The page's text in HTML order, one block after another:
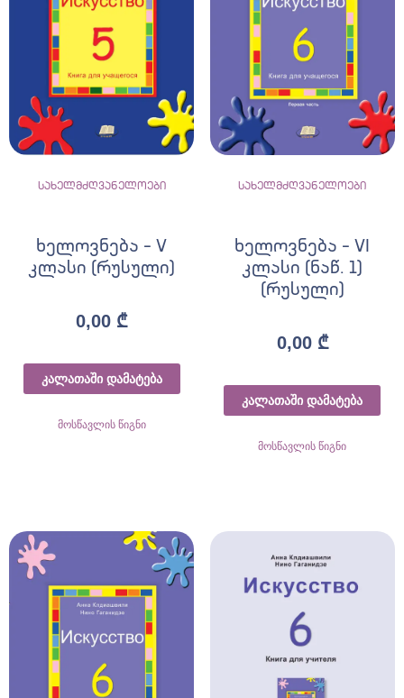
სახელმძღვანელოები
ხელოვნება – V
კლასი (რუსული)
0,00 ₾
კალათაში დამატება
მოსწავლის წიგნი
სახელმძღვანელოები
ხელოვნება – VI
კლასი (ნაწ. 1)
(რუსული)
0,00 ₾
კალათაში დამატება
მოსწავლის წიგნი